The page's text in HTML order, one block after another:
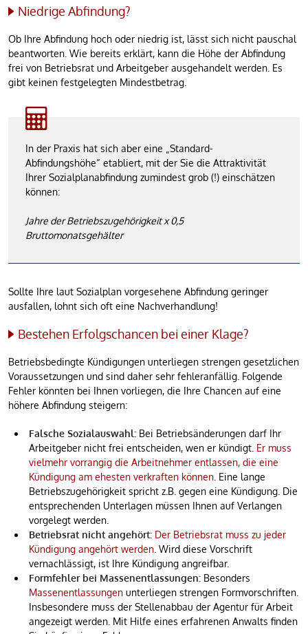
Niedrige Abfindung?
Ob Ihre Abfindung hoch oder niedrig ist, lässt sich nicht pauschal
beantworten. Wie bereits erklärt, kann die Höhe der Abfindung
frei von Betriebsrat und Arbeitgeber ausgehandelt werden. Es
gibt keinen festgelegten Mindestbetrag.
In der Praxis hat sich aber eine „Standard-
Abfindungshöhe“ etabliert, mit der Sie die Attraktivität
Ihrer Sozialplanabfindung zumindest grob (!) einschätzen
können:
Jahre der Betriebszugehörigkeit x 0,5
Bruttomonatsgehälter
Sollte Ihre laut Sozialplan vorgesehene Abfindung geringer
ausfallen, lohnt sich oft eine Nachverhandlung!
Bestehen Erfolgschancen bei einer Klage?
Betriebsbedingte Kündigungen unterliegen strengen gesetzlichen
Voraussetzungen und sind daher sehr fehleranfällig. Folgende
Fehler könnten bei Ihnen vorliegen, die Ihre Chancen auf eine
höhere Abfindung steigern:
Falsche Sozialauswahl: Bei Betriebsänderungen darf Ihr
Arbeitgeber nicht frei entscheiden, wen er kündigt. Er muss
vielmehr vorrangig die Arbeitnehmer entlassen, die eine
Kündigung am ehesten verkraften können . Eine lange
Betriebszugehörigkeit spricht z.B. gegen eine Kündigung. Die
entsprechenden Unterlagen müssen Ihnen auf Verlangen
vorgelegt werden.
Betriebsrat nicht angehört: Der Betriebsrat muss zu jeder
Kündigung angehört werden . Wird diese Vorschrift
vernachlässigt, ist Ihre Kündigung angreifbar.
Formfehler bei Massenentlassungen: Besonders
Massenentlassungen unterliegen strengen Formvorschriften.
Insbesondere muss der Stellenabbau der Agentur für Arbeit
angezeigt werden. Mit Hilfe eines erfahrenen Anwalts finden